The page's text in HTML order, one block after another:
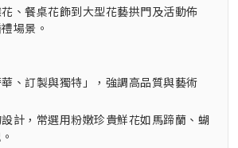
、餐桌花飾到大型花藝拱門及活動佈
場景。
、訂製與獨特」，強調高品質與藝術
計，常選用粉嫩珍貴鮮花如馬蹄蘭、蝴